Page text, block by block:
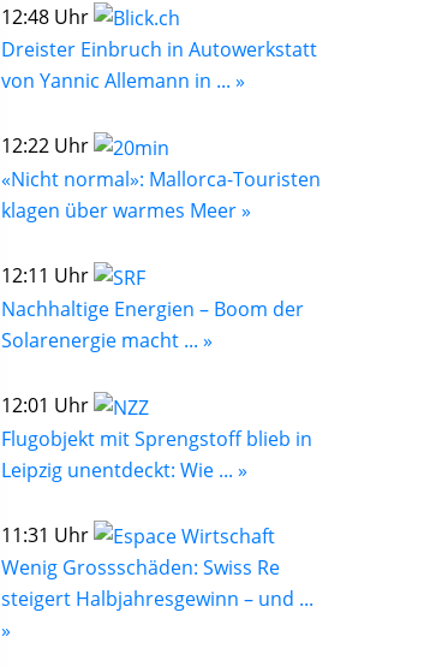
12:48 Uhr
Dreister Einbruch in Autowerkstatt
von Yannic Allemann in ... »
12:22 Uhr
«Nicht normal»: Mallorca-Touristen
klagen über warmes Meer »
12:11 Uhr
Nachhaltige Energien – Boom der
Solarenergie macht ... »
12:01 Uhr
Flugobjekt mit Sprengstoff blieb in
Leipzig unentdeckt: Wie ... »
11:31 Uhr
Wenig Grossschäden: Swiss Re
steigert Halbjahresgewinn – und ...
»